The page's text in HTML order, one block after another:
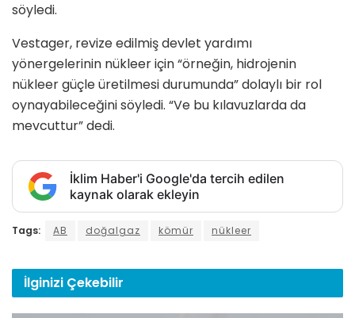
söyledi.
Vestager, revize edilmiş devlet yardımı
yönergelerinin nükleer için “örneğin, hidrojenin
nükleer güçle üretilmesi durumunda” dolaylı bir rol
oynayabileceğini söyledi. “Ve bu kılavuzlarda da
mevcuttur” dedi.
İklim Haber'i Google'da tercih edilen
kaynak olarak ekleyin
Tags: AB doğalgaz kömür nükleer
İlginizi Çekebilir